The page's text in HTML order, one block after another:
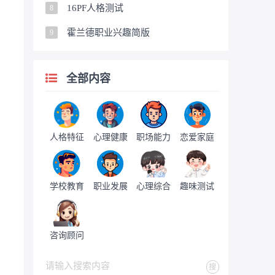
8 16PF人格测试
9 霍兰德职业兴趣简版
全部内容
人格特征 心理健康 职场能力 恋爱家庭
学校教育 职业发展 心理综合 趣味测试
咨询顾问